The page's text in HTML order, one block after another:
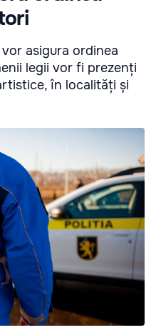
asigura ordinea
legii vor fi prezenți
în localități și